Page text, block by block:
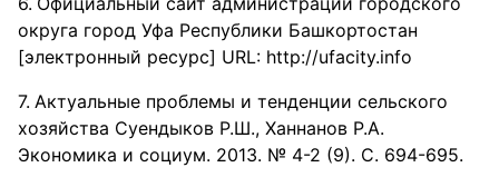
округа город Уфа Республики Башкортостан
[электронный ресурс] URL: http://ufacity.info
Актуальные проблемы и тенденции сельского
хозяйства Суендыков Р.Ш., Ханнанов Р.А.
Экономика и социум. 2013. № 4-2 (9). С. 694-695.